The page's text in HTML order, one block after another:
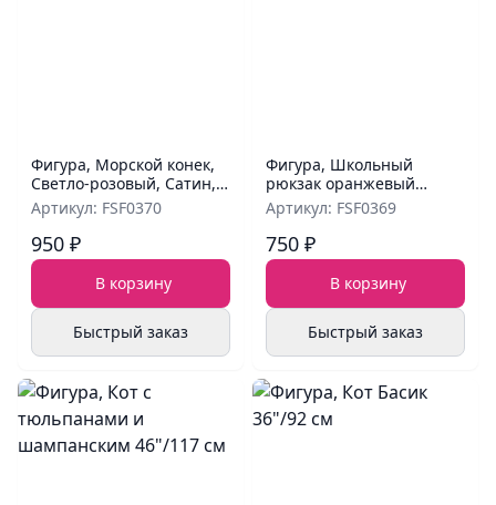
Фигура, Морской конек,
Светло-розовый, Сатин,
42''/107 см
Артикул: FSF0370
950 ₽
В корзину
Быстрый заказ
Фигура, Школьный
рюкзак оранжевый
28"/71 см
Артикул: FSF0369
750 ₽
В корзину
Быстрый заказ